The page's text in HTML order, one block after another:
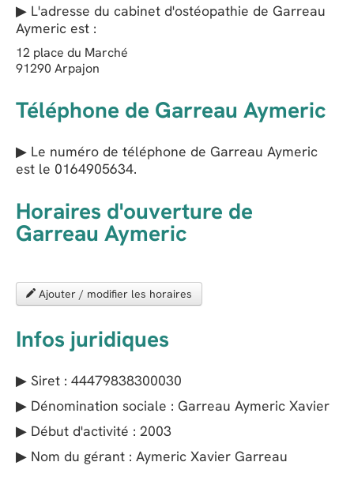
▶ L'adresse du cabinet d'ostéopathie de Garreau
Aymeric est :
12 place du Marché
91290 Arpajon
Téléphone de Garreau Aymeric
▶ Le numéro de téléphone de Garreau Aymeric
est le 0164905634.
Horaires d'ouverture de
Garreau Aymeric
Ajouter / modifier les horaires
Infos juridiques
▶ Siret : 44479838300030
▶ Dénomination sociale : Garreau Aymeric Xavier
▶ Début d'activité : 2003
▶ Nom du gérant : Aymeric Xavier Garreau